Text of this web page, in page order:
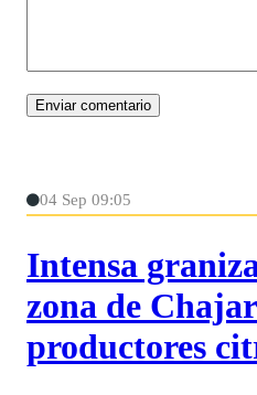
04 Sep 09:05
Intensa
zona de
productores